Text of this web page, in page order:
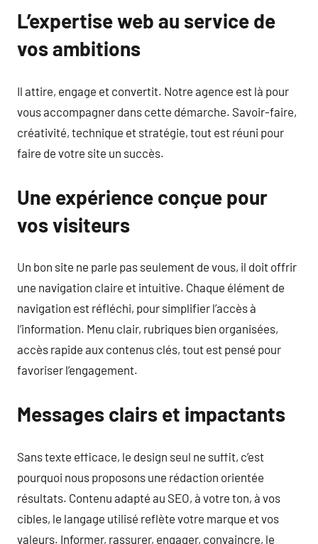
L’expertise web au service de
vos ambitions
Il attire, engage et convertit. Notre agence est là pour
vous accompagner dans cette démarche. Savoir-faire,
créativité, technique et stratégie, tout est réuni pour
faire de votre site un succès.
Une expérience conçue pour
vos visiteurs
Un bon site ne parle pas seulement de vous, il doit offrir
une navigation claire et intuitive. Chaque élément de
navigation est réfléchi, pour simplifier l’accès à
l’information. Menu clair, rubriques bien organisées,
accès rapide aux contenus clés, tout est pensé pour
favoriser l’engagement.
Messages clairs et impactants
Sans texte efficace, le design seul ne suffit, c’est
pourquoi nous proposons une rédaction orientée
résultats. Contenu adapté au SEO, à votre ton, à vos
cibles, le langage utilisé reflète votre marque et vos
valeurs. Informer, rassurer, engager, convaincre, le